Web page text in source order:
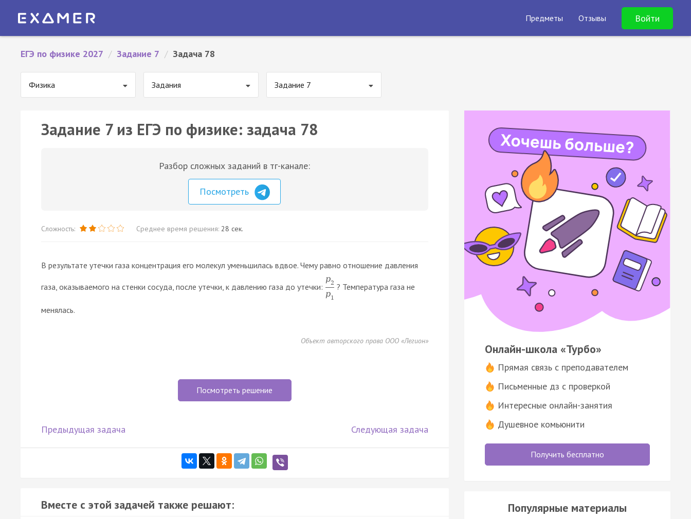
Предметы Отзывы Войти
ЕГЭ по физике 2027 / Задание 7 / Задача 78
Физика Задания Задание 7
Задание 7 из ЕГЭ по физике: задача 78
Разбор сложных заданий в тг-канале:
Посмотреть
Сложность: Среднее время решения: 28 сек.
В результате утечки газа концентрация его молекул уменьшилась вдвое. Чему равно отношение давления
газа, оказываемого на стенки сосуда, после утечки, к давлению газа до утечки:
p2
p1
? Температура газа не
менялась.
Объект авторского права ООО «Легион»
Посмотреть решение
Предыдущая задача Следующая задача
Вместе с этой задачей также решают:
Онлайн-школа «Турбо»
Прямая связь с преподавателем
Письменные дз с проверкой
Интересные онлайн-занятия
Душевное комьюнити
Получить бесплатно
Популярные материалы